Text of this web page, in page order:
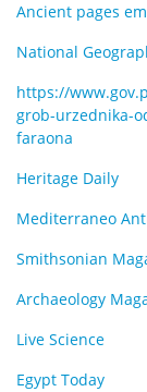
Ancient pages
National
https://
grob-urzednika-
faraona
Heritage Daily
Mediterraneo
Smithsonian
Archaeology
Live Science
Egypt Today